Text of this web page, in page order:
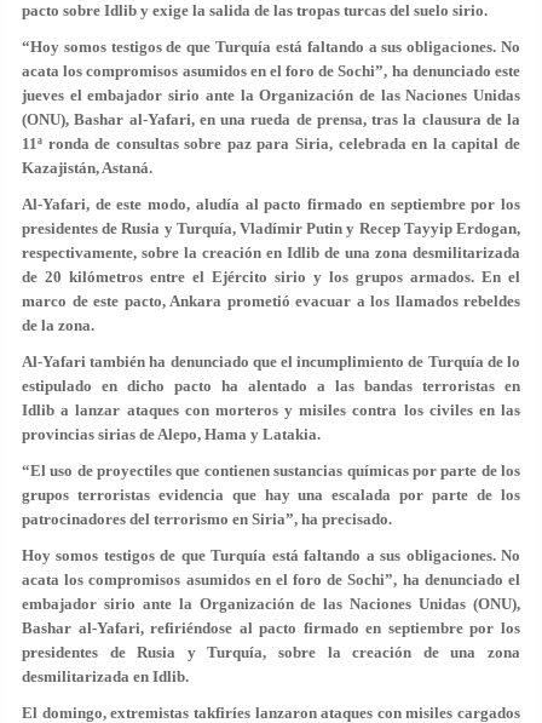
pacto sobre Idlib y exige la salida de las tropas turcas del suelo sirio.
“Hoy somos testigos de que Turquía está faltando a sus obligaciones. No
acata los compromisos asumidos en el foro de Sochi”, ha denunciado este
jueves el embajador sirio ante la Organización de las Naciones Unidas
(ONU), Bashar al-Yafari, en una rueda de prensa, tras la clausura de la
11ª ronda de consultas sobre paz para Siria, celebrada en la capital de
Kazajistán, Astaná.
Al-Yafari, de este modo, aludía al pacto firmado en septiembre por los
presidentes de Rusia y Turquía, Vladímir Putin y Recep Tayyip Erdogan,
respectivamente, sobre la creación en Idlib de una zona desmilitarizada
de 20 kilómetros entre el Ejército sirio y los grupos armados. En el
marco de este pacto, Ankara prometió evacuar a los llamados rebeldes
de la zona.
Al-Yafari también ha denunciado que el incumplimiento de Turquía de lo
estipulado en dicho pacto ha alentado a las bandas terroristas en
Idlib a lanzar ataques con morteros y misiles contra los civiles en las
provincias sirias de Alepo, Hama y Latakia.
“El uso de proyectiles que contienen sustancias químicas por parte de los
grupos terroristas evidencia que hay una escalada por parte de los
patrocinadores del terrorismo en Siria”, ha precisado.
Hoy somos testigos de que Turquía está faltando a sus obligaciones. No
acata los compromisos asumidos en el foro de Sochi”, ha denunciado el
embajador sirio ante la Organización de las Naciones Unidas (ONU),
Bashar al-Yafari, refiriéndose al pacto firmado en septiembre por los
presidentes de Rusia y Turquía, sobre la creación de una zona
desmilitarizada en Idlib.
El domingo, extremistas takfiríes lanzaron ataques con misiles cargados